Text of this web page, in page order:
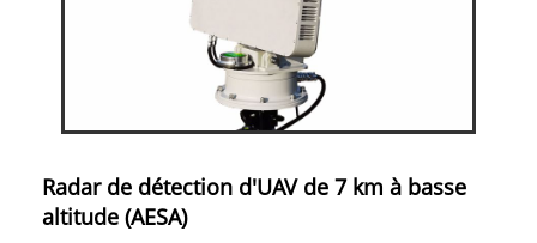
Radar de détection d'UAV de 7 km à basse
altitude (AESA)